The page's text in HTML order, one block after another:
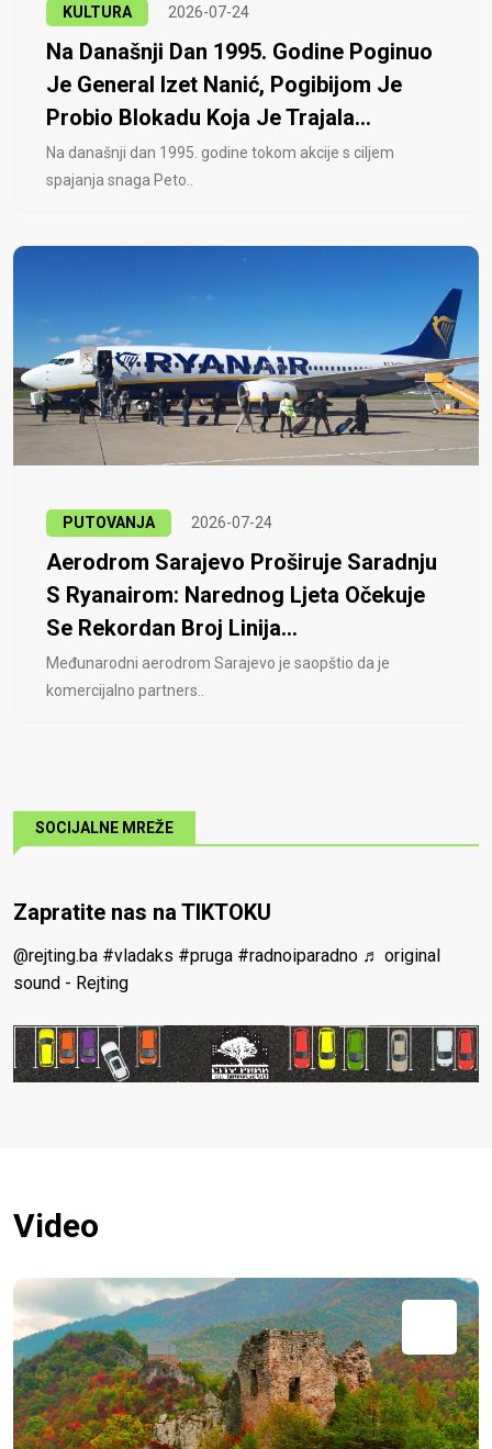
KULTURA 2026-07-24
Na Današnji Dan 1995. Godine Poginuo
Je General Izet Nanić, Pogibijom Je
Probio Blokadu Koja Je Trajala...
Na današnji dan 1995. godine tokom akcije s ciljem
spajanja snaga Peto..
PUTOVANJA 2026-07-24
Aerodrom Sarajevo Proširuje Saradnju
S Ryanairom: Narednog Ljeta Očekuje
Se Rekordan Broj Linija...
Međunarodni aerodrom Sarajevo je saopštio da je
komercijalno partners..
SOCIJALNE MREŽE
Zapratite nas na TIKTOKU
@rejting.ba #vladaks #pruga #radnoiparadno ♬ original
sound - Rejting
Video